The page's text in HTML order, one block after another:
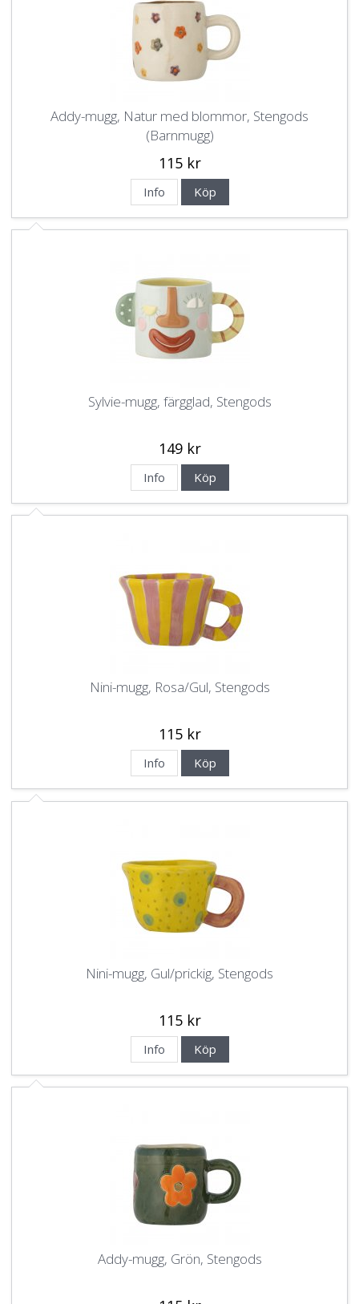
Addy-mugg, Natur med blommor, Stengods
(Barnmugg)
115 kr
Info Köp
Sylvie-mugg, färgglad, Stengods
149 kr
Info Köp
Nini-mugg, Rosa/Gul, Stengods
115 kr
Info Köp
Nini-mugg, Gul/prickig, Stengods
115 kr
Info Köp
Addy-mugg, Grön, Stengods